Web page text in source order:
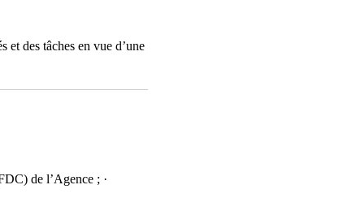
des tâches en vue d’une
de l’Agence ; ·